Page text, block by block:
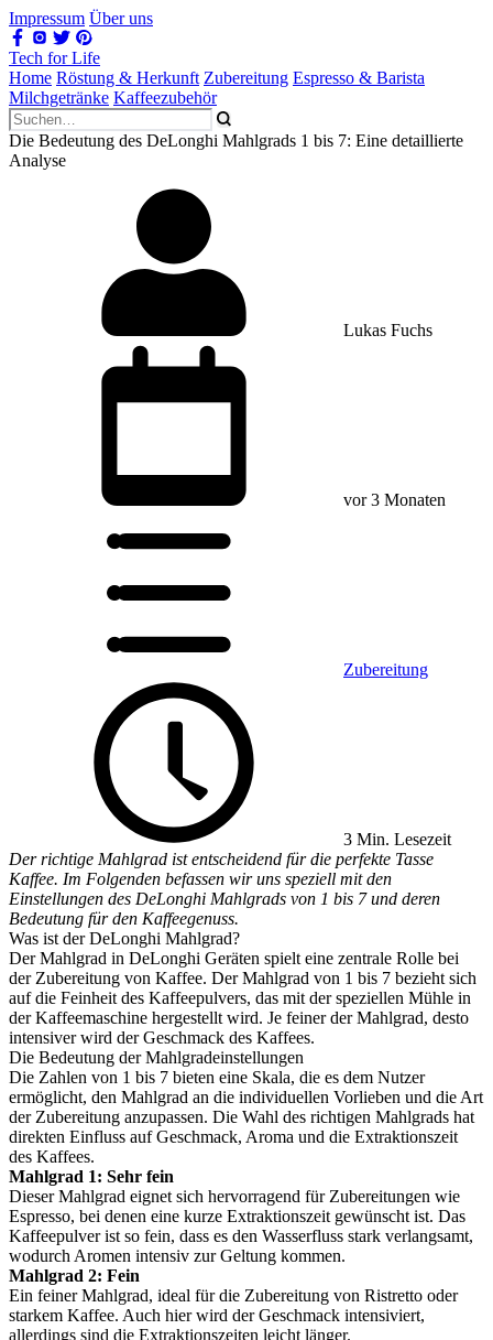
Impressum Über uns
Tech for Life
Home Röstung & Herkunft Zubereitung Espresso & Barista
Milchgetränke Kaffeezubehör
Die Bedeutung des DeLonghi Mahlgrads 1 bis 7: Eine detaillierte
Analyse
Lukas Fuchs
vor 3 Monaten
Zubereitung
3 Min. Lesezeit
Der richtige Mahlgrad ist entscheidend für die perfekte Tasse
Kaffee. Im Folgenden befassen wir uns speziell mit den
Einstellungen des DeLonghi Mahlgrads von 1 bis 7 und deren
Bedeutung für den Kaffeegenuss.
Was ist der DeLonghi Mahlgrad?
Der Mahlgrad in DeLonghi Geräten spielt eine zentrale Rolle bei
der Zubereitung von Kaffee. Der Mahlgrad von 1 bis 7 bezieht sich
auf die Feinheit des Kaffeepulvers, das mit der speziellen Mühle in
der Kaffeemaschine hergestellt wird. Je feiner der Mahlgrad, desto
intensiver wird der Geschmack des Kaffees.
Die Bedeutung der Mahlgradeinstellungen
Die Zahlen von 1 bis 7 bieten eine Skala, die es dem Nutzer
ermöglicht, den Mahlgrad an die individuellen Vorlieben und die Art
der Zubereitung anzupassen. Die Wahl des richtigen Mahlgrads hat
direkten Einfluss auf Geschmack, Aroma und die Extraktionszeit
des Kaffees.
Mahlgrad 1: Sehr fein
Dieser Mahlgrad eignet sich hervorragend für Zubereitungen wie
Espresso, bei denen eine kurze Extraktionszeit gewünscht ist. Das
Kaffeepulver ist so fein, dass es den Wasserfluss stark verlangsamt,
wodurch Aromen intensiv zur Geltung kommen.
Mahlgrad 2: Fein
Ein feiner Mahlgrad, ideal für die Zubereitung von Ristretto oder
starkem Kaffee. Auch hier wird der Geschmack intensiviert,
allerdings sind die Extraktionszeiten leicht länger.